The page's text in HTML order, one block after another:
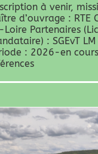
à venir,
d’ouvrage : RTE
Partenaires
: SGEvT
: 2026-en